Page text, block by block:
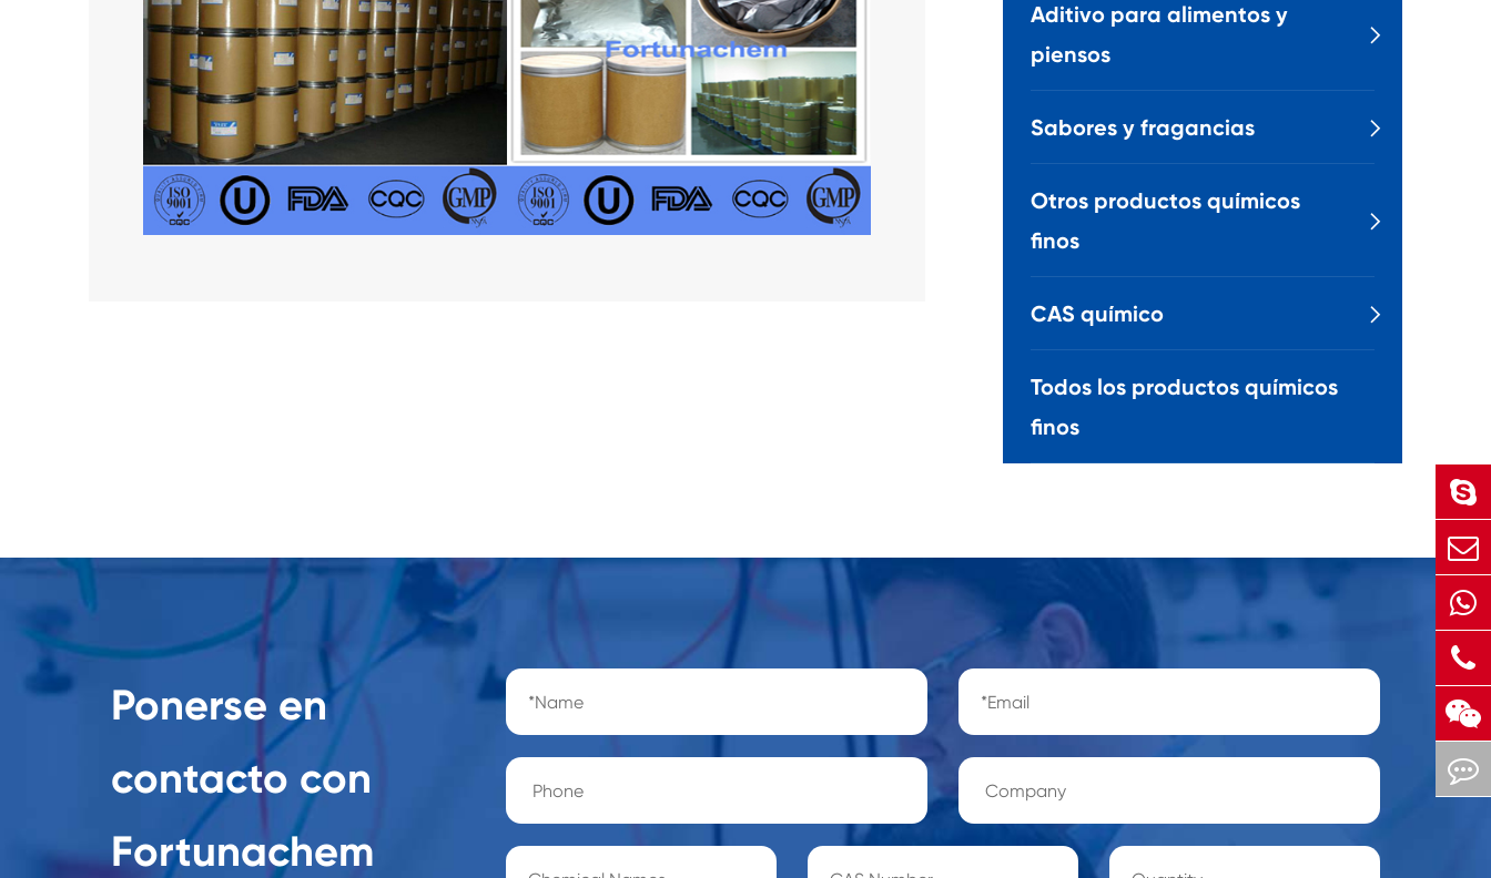
Aditivo para alimentos y
piensos

Sabores y fragancias 
Otros productos químicos
finos

CAS químico 
Todos los productos químicos
finos
Ponerse en
contacto con
Fortunachem